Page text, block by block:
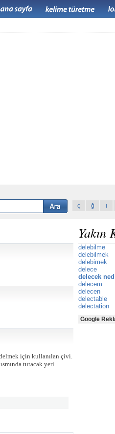
ç
ğ ı
için kullanılan çivi.
tutacak yeri
Yakın
delebilme
delebilmek
delebimek
delece
delecek
delecem
delecen
delectable
delectation
Google